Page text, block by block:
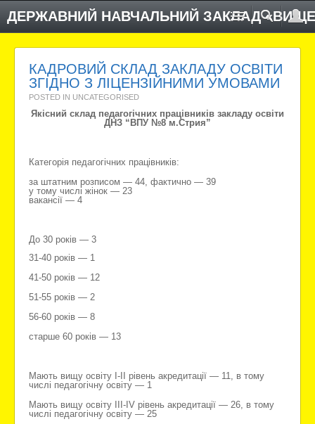
ДЕРЖАВНИЙ НАВЧАЛЬНИЙ ЗАКЛАД
КАДРОВИЙ СКЛАД ЗАКЛАДУ ОСВІТИ
ЗГІДНО З ЛІЦЕНЗІЙНИМИ УМОВАМИ
POSTED IN UNCATEGORISED
Якісний склад педагогічних працівників закладу освіти
ДНЗ “ВПУ №8 м.Стрия”
Категорія педагогічних працівників:
за штатним розписом — 44, фактично — 39
у тому числі жінок — 23
вакансії — 4
До 30 років — 3
31-40 років — 1
41-50 років — 12
51-55 років — 2
56-60 років — 8
старше 60 років — 13
Мають вищу освіту I-II рівень акредитації — 11, в тому
числі педагогічну освіту — 1
Мають вищу освіту
III-IV рівень акредитації — 26, в тому
числі педагогічну освіту — 25